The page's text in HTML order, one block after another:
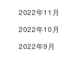
2022年11月
2022年10月
2022年9月